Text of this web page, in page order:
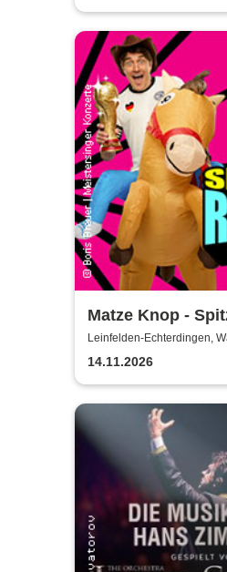
Matze Knop -
Leinfelden-Echterdingen,
Kulturforum Goldäcker
14.11.2026